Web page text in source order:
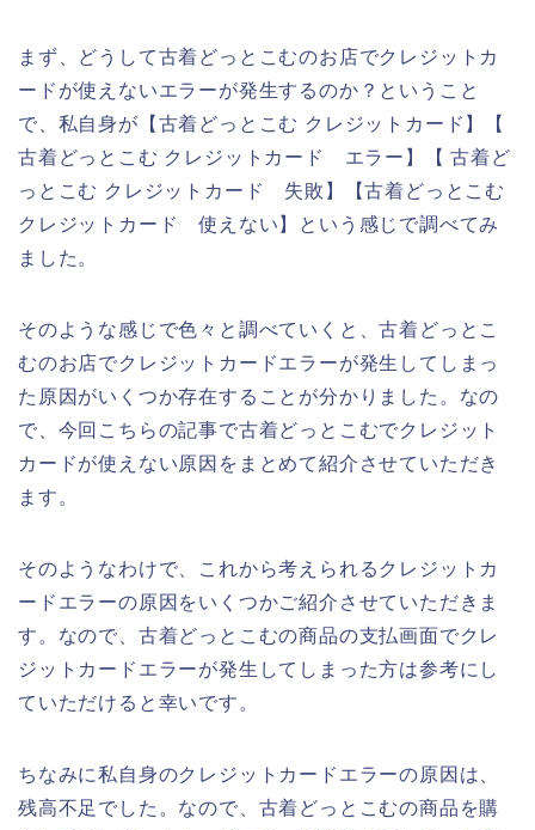
まず、どうして古着どっとこむのお店でクレジットカ
ードが使えないエラーが発生するのか？ということ
で、私自身が【古着どっとこむ クレジットカード】【
古着どっとこむ クレジットカード エラー】【 古着ど
っとこむ クレジットカード 失敗】【古着どっとこむ
クレジットカード 使えない】という感じで調べてみ
ました。
そのような感じで色々と調べていくと、古着どっとこ
むのお店でクレジットカードエラーが発生してしまっ
た原因がいくつか存在することが分かりました。なの
で、今回こちらの記事で古着どっとこむでクレジット
カードが使えない原因をまとめて紹介させていただき
ます。
そのようなわけで、これから考えられるクレジットカ
ードエラーの原因をいくつかご紹介させていただきま
す。なので、古着どっとこむの商品の支払画面でクレ
ジットカードエラーが発生してしまった方は参考にし
ていただけると幸いです。
ちなみに私自身のクレジットカードエラーの原因は、
残高不足でした。なので、古着どっとこむの商品を購